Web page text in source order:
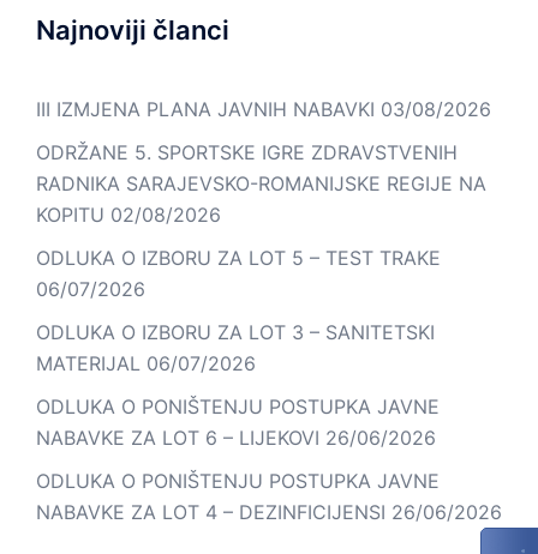
Najnoviji članci
III IZMJENA PLANA JAVNIH NABAVKI 03/08/2026
ODRŽANE 5. SPORTSKE IGRE ZDRAVSTVENIH
RADNIKA SARAJEVSKO-ROMANIJSKE REGIJE NA
KOPITU 02/08/2026
ODLUKA O IZBORU ZA LOT 5 – TEST TRAKE
06/07/2026
ODLUKA O IZBORU ZA LOT 3 – SANITETSKI
MATERIJAL 06/07/2026
ODLUKA O PONIŠTENJU POSTUPKA JAVNE
NABAVKE ZA LOT 6 – LIJEKOVI 26/06/2026
ODLUKA O PONIŠTENJU POSTUPKA JAVNE
NABAVKE ZA LOT 4 – DEZINFICIJENSI 26/06/2026